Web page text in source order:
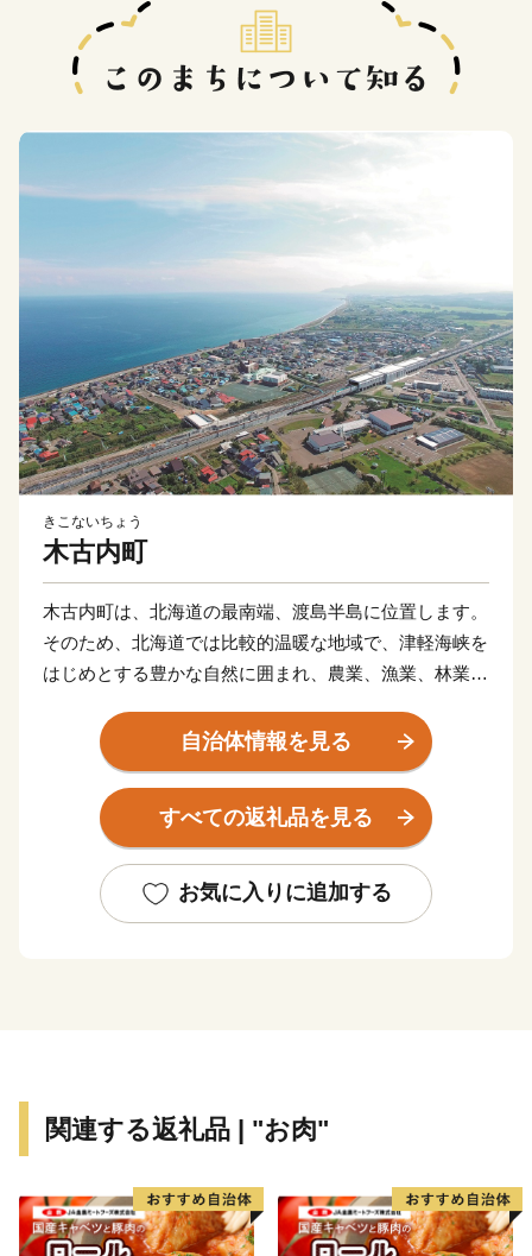
きこないちょう
木古内町
木古内町は、北海道の最南端、渡島半島に位置します。
そのため、北海道では比較的温暖な地域で、津軽海峡を
はじめとする豊かな自然に囲まれ、農業、漁業、林業が
このほかにも、天保2年（1831年）から続く、厳寒の津
軽海峡で神社のご神体を清め、1年の豊漁豊作などを祈
願する「みそぎ祭り」など歴史と関連するイベントなど
も行われます。
自治体情報を見る
すべての返礼品を見る
お気に入りに追加する
関連する返礼品 | "お肉"